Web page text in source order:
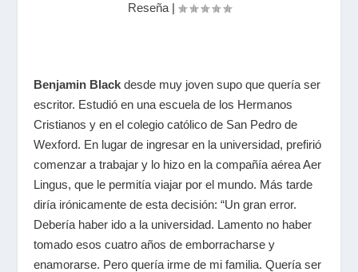
Reseña|
Benjamin Black desde muy joven supo que quería ser
escritor. Estudió en una escuela de los Hermanos
Cristianos y en el colegio católico de San Pedro de
Wexford. En lugar de ingresar en la universidad, prefirió
comenzar a trabajar y lo hizo en la compañía aérea Aer
Lingus, que le permitía viajar por el mundo. Más tarde
diría irónicamente de esta decisión: “Un gran error.
Debería haber ido a la universidad. Lamento no haber
tomado esos cuatro años de emborracharse y
enamorarse. Pero quería irme de mi familia. Quería ser